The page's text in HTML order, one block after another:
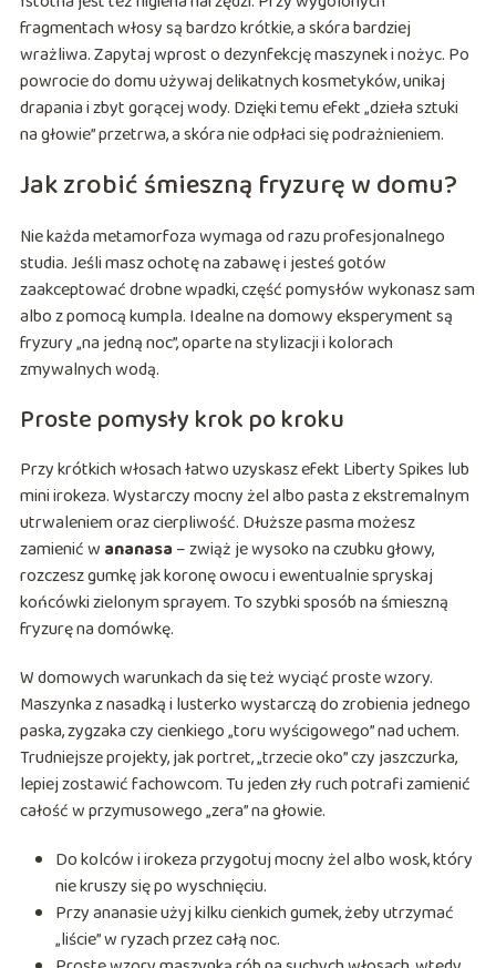
fragmentach włosy są bardzo krótkie, a skóra bardziej
wrażliwa. Zapytaj wprost o dezynfekcję maszynek i nożyc. Po
powrocie do domu używaj delikatnych kosmetyków, unikaj
drapania i zbyt gorącej wody. Dzięki temu efekt „dzieła sztuki
na głowie” przetrwa, a skóra nie odpłaci się podrażnieniem.
Jak zrobić śmieszną fryzurę w domu?
Nie każda metamorfoza wymaga od razu profesjonalnego
studia. Jeśli masz ochotę na zabawę i jesteś gotów
zaakceptować drobne wpadki, część pomysłów wykonasz sam
albo z pomocą kumpla. Idealne na domowy eksperyment są
fryzury „na jedną noc”, oparte na stylizacji i kolorach
zmywalnych wodą.
Proste pomysły krok po kroku
Przy krótkich włosach łatwo uzyskasz efekt Liberty Spikes lub
mini irokeza. Wystarczy mocny żel albo pasta z ekstremalnym
utrwaleniem oraz cierpliwość. Dłuższe pasma możesz
zamienić w ananasa – zwiąż je wysoko na czubku głowy,
rozczesz gumkę jak koronę owocu i ewentualnie spryskaj
końcówki zielonym sprayem. To szybki sposób na śmieszną
fryzurę na domówkę.
W domowych warunkach da się też wyciąć proste wzory.
Maszynka z nasadką i lusterko wystarczą do zrobienia jednego
paska, zygzaka czy cienkiego „toru wyścigowego” nad uchem.
Trudniejsze projekty, jak portret, „trzecie oko” czy jaszczurka,
lepiej zostawić fachowcom. Tu jeden zły ruch potrafi zamienić
całość w przymusowego „zera” na głowie.
Do kolców i irokeza przygotuj mocny żel albo wosk, który
nie kruszy się po wyschnięciu.
Przy ananasie użyj kilku cienkich gumek, żeby utrzymać
„liście” w ryzach przez całą noc.